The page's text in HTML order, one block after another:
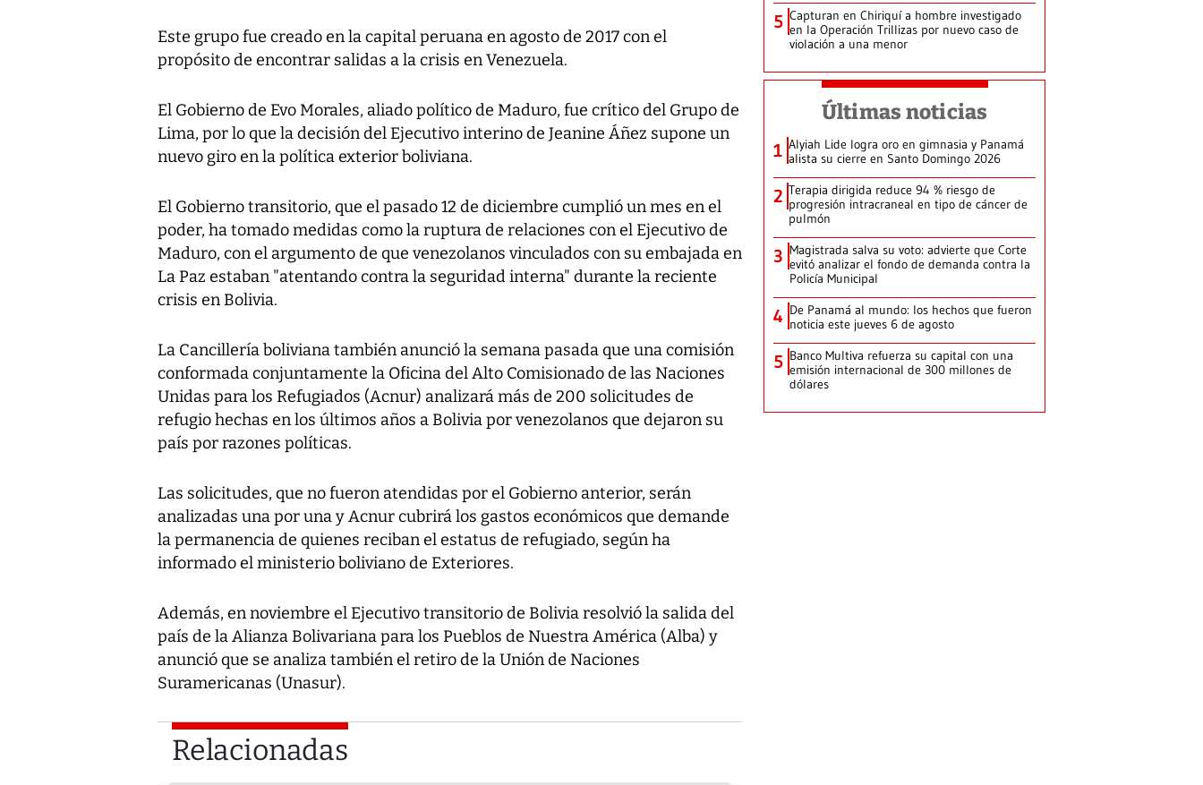
Este grupo fue creado en la capital peruana en agosto de 2017 con el
propósito de encontrar salidas a la crisis en Venezuela.
El Gobierno de Evo Morales, aliado político de Maduro, fue crítico del Grupo de
Lima, por lo que la decisión del Ejecutivo interino de Jeanine Áñez supone un
nuevo giro en la política exterior boliviana.
El Gobierno transitorio, que el pasado 12 de diciembre cumplió un mes en el
poder, ha tomado medidas como la ruptura de relaciones con el Ejecutivo de
Maduro, con el argumento de que venezolanos vinculados con su embajada en
La Paz estaban "atentando contra la seguridad interna" durante la reciente
crisis en Bolivia.
La Cancillería boliviana también anunció la semana pasada que una comisión
conformada conjuntamente la Oficina del Alto Comisionado de las Naciones
Unidas para los Refugiados (Acnur) analizará más de 200 solicitudes de
refugio hechas en los últimos años a Bolivia por venezolanos que dejaron su
país por razones políticas.
Las solicitudes, que no fueron atendidas por el Gobierno anterior, serán
analizadas una por una y Acnur cubrirá los gastos económicos que demande
la permanencia de quienes reciban el estatus de refugiado, según ha
informado el ministerio boliviano de Exteriores.
Además, en noviembre el Ejecutivo transitorio de Bolivia resolvió la salida del
país de la Alianza Bolivariana para los Pueblos de Nuestra América (Alba) y
anunció que se analiza también el retiro de la Unión de Naciones
Suramericanas (Unasur).
Relacionadas
5 Capturan en Chiriquí a hombre investigado
en la Operación Trillizas por nuevo caso de
violación a una menor
Últimas noticias
1 Alyiah Lide logra oro en gimnasia y Panamá
alista su cierre en Santo Domingo 2026
2 Terapia dirigida reduce 94 % riesgo de
progresión intracraneal en tipo de cáncer de
pulmón
3 Magistrada salva su voto: advierte que Corte
evitó analizar el fondo de demanda contra la
Policía Municipal
4 De Panamá al mundo: los hechos que fueron
noticia este jueves 6 de agosto
5 Banco Multiva refuerza su capital con una
emisión internacional de 300 millones de
dólares